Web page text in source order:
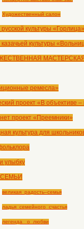
Художественный салон
культуры «Горлица»
культуры
ремесла»
проект «В объективе –
проект «Преемники»
культура для
улыбку
великая_радость–семья
ладья_семейного_счастья
легенда _о_любви